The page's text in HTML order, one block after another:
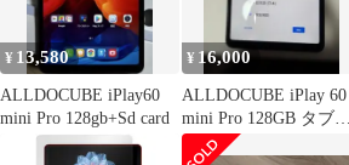
¥ 13,580
ALLDOCUBE iPlay60
mini Pro 128gb+Sd card
¥ 16,000
ALLDOCUBE iPlay 60
mini Pro 128GB タブレ
ット